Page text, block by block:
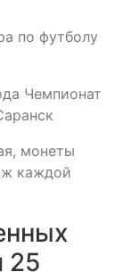
Чемпионат
монеты
каждой
25